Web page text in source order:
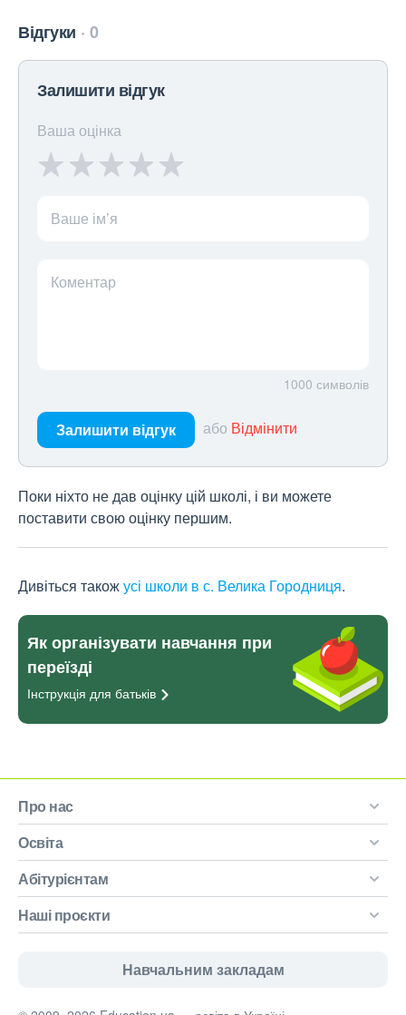
Відгуки 0
Залишити відгук
Ваша оцінка
Ваше ім’я
Коментар
1000 символів
Залишити відгук або Відмінити
Поки ніхто не дав оцінку цій школі, і ви можете
поставити свою оцінку першим.
Дивіться такожусі школи в с. Велика Городниця.
Як організувати навчання при
переїзді
Інструкція для батьків
Про нас
Освіта
Абітурієнтам
Наші проєкти
Навчальним закладам